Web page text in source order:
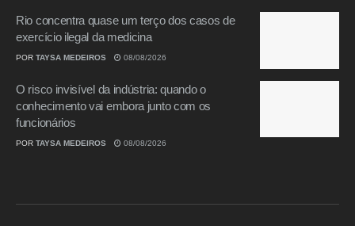
Rio concentra quase um terço dos casos de
exercício ilegal da medicina
POR TAYSA MEDEIROS 08/08/2026
O risco invisível da indústria: quando o
conhecimento vai embora junto com os
funcionários
POR TAYSA MEDEIROS 08/08/2026